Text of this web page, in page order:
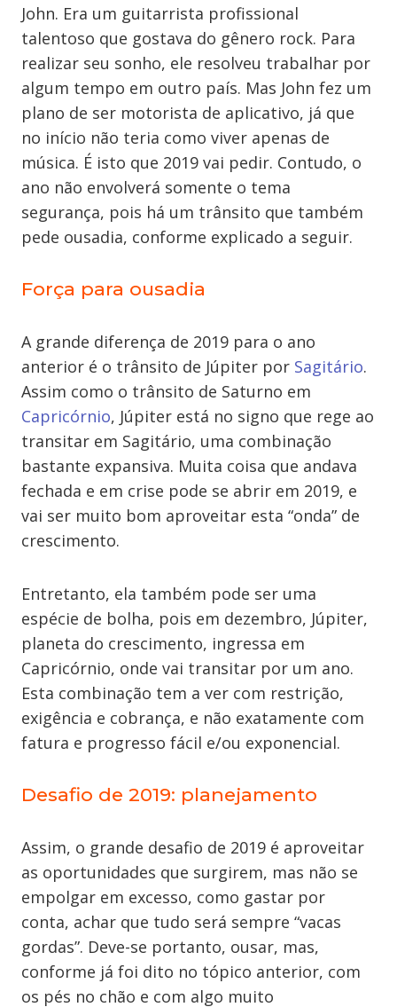
John. Era um guitarrista profissional
talentoso que gostava do gênero rock. Para
realizar seu sonho, ele resolveu trabalhar por
algum tempo em outro país. Mas John fez um
plano de ser motorista de aplicativo, já que
no início não teria como viver apenas de
música. É isto que 2019 vai pedir. Contudo, o
ano não envolverá somente o tema
segurança, pois há um trânsito que também
pede ousadia, conforme explicado a seguir.
Força para ousadia
A grande diferença de 2019 para o ano
anterior é o trânsito de Júpiter por Sagitário.
Assim como o trânsito de Saturno em
Capricórnio, Júpiter está no signo que rege ao
transitar em Sagitário, uma combinação
bastante expansiva. Muita coisa que andava
fechada e em crise pode se abrir em 2019, e
vai ser muito bom aproveitar esta “onda” de
crescimento.
Entretanto, ela também pode ser uma
espécie de bolha, pois em dezembro, Júpiter,
planeta do crescimento, ingressa em
Capricórnio, onde vai transitar por um ano.
Esta combinação tem a ver com restrição,
exigência e cobrança, e não exatamente com
fatura e progresso fácil e/ou exponencial.
Desafio de 2019: planejamento
Assim, o grande desafio de 2019 é aproveitar
as oportunidades que surgirem, mas não se
empolgar em excesso, como gastar por
conta, achar que tudo será sempre “vacas
gordas”. Deve-se portanto, ousar, mas,
conforme já foi dito no tópico anterior, com
os pés no chão e com algo muito